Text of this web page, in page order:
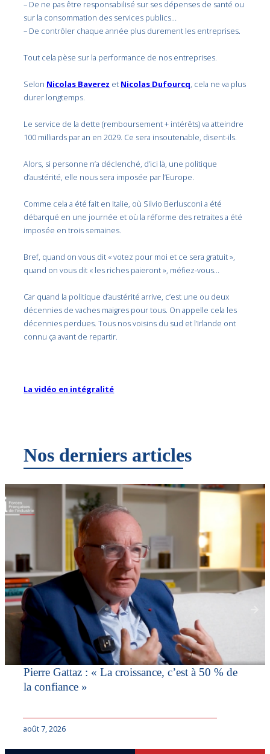
– De ne pas être responsabilisé sur ses dépenses de santé ou
sur la consommation des services publics…
– De contrôler chaque année plus durement les entreprises.
Tout cela pèse sur la performance de nos entreprises.
Selon Nicolas Baverez et Nicolas Dufourcq , cela ne va plus
durer longtemps.
Le service de la dette (remboursement + intérêts) va atteindre
100 milliards par an en 2029. Ce sera insoutenable, disent-ils.
Alors, si personne n’a déclenché, d’ici là, une politique
d’austérité, elle nous sera imposée par l’Europe.
Comme cela a été fait en Italie, où Silvio Berlusconi a été
débarqué en une journée et où la réforme des retraites a été
imposée en trois semaines.
Bref, quand on vous dit « votez pour moi et ce sera gratuit »,
quand on vous dit « les riches paieront », méfiez-vous…
Car quand la politique d’austérité arrive, c’est une ou deux
décennies de vaches maigres pour tous. On appelle cela les
décennies perdues. Tous nos voisins du sud et l’Irlande ont
connu ça avant de repartir.
La vidéo en intégralité
Nos derniers articles
Pierre Gattaz : « La croissance, c’est à 50 % de
la confiance »
août 7, 2026